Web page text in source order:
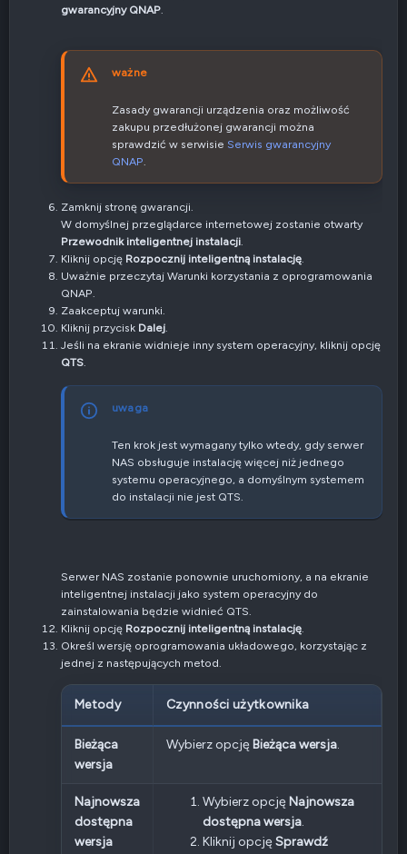
gwarancyjny QNAP
ważne
Zasady gwarancji urządzenia oraz możliwość
zakupu przedłużonej gwarancji można
sprawdzić w serwisie Serwis gwarancyjny
QNAP
Zamknij stronę gwarancji.
W domyślnej przeglądarce internetowej zostanie otwarty
Przewodnik inteligentnej instalacji
Kliknij opcję Rozpocznij inteligentną instalację
Uważnie przeczytaj Warunki korzystania z oprogramowania
QNAP.
Zaakceptuj warunki.
Kliknij przycisk Dalej
Jeśli na ekranie widnieje inny system operacyjny, kliknij opcję
QTS
uwaga
Ten krok jest wymagany tylko wtedy, gdy serwer
NAS obsługuje instalację więcej niż jednego
systemu operacyjnego, a domyślnym systemem
do instalacji nie jest QTS.
Serwer NAS zostanie ponownie uruchomiony, a na ekranie
inteligentnej instalacji jako system operacyjny do
zainstalowania będzie widnieć QTS.
Kliknij opcję Rozpocznij inteligentną instalację
Określ wersję oprogramowania układowego, korzystając z
jednej z następujących metod.
Metody Czynności użytkownika
Bieżąca
wersja
Wybierz opcję Bieżąca wersja.
Najnowsza
dostępna
wersja
Wybierz opcję Najnowsza
dostępna wersja.
Kliknij opcję Sprawdź